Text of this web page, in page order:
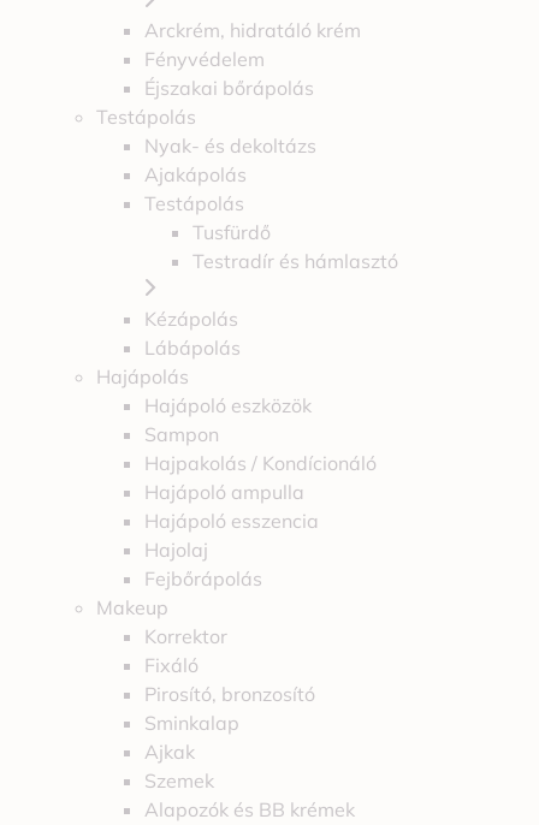
Arckrém, hidratáló krém
Fényvédelem
Éjszakai bőrápolás
Testápolás
Nyak- és dekoltázs
Ajakápolás
Testápolás
Tusfürdő
Testradír és hámlasztó
Kézápolás
Lábápolás
Hajápolás
Hajápoló eszközök
Sampon
Hajpakolás / Kondícionáló
Hajápoló ampulla
Hajápoló esszencia
Hajolaj
Fejbőrápolás
Makeup
Korrektor
Fixáló
Pirosító, bronzosító
Sminkalap
Ajkak
Szemek
Alapozók és BB krémek